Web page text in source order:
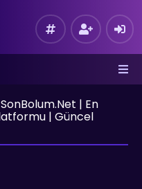
| En
| Güncel